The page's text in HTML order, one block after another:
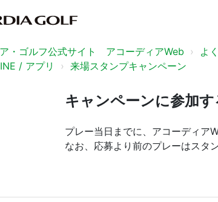
・ゴルフ公式サイト アコーディアWeb
よ
/ アプリ
来場スタンプキャンペーン
キャンペーンに参加
プレー当日までに、アコーディア
なお、応募より前のプレーはスタ